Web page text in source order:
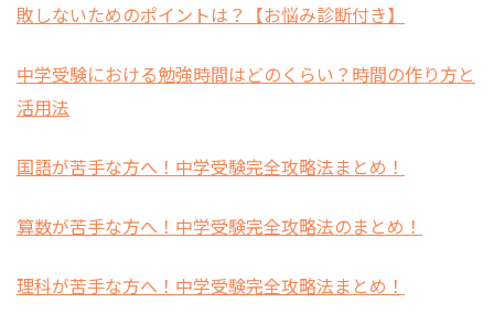
敗しないためのポイントは？【お悩み診断付き】
中学受験における勉強時間はどのくらい？時間の作り方と
活用法
国語が苦手な方へ！中学受験完全攻略法まとめ！
算数が苦手な方へ！中学受験完全攻略法のまとめ！
理科が苦手な方へ！中学受験完全攻略法まとめ！